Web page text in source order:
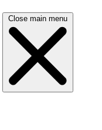
Close main menu